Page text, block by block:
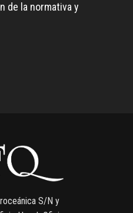
de la normativa y
S/N y